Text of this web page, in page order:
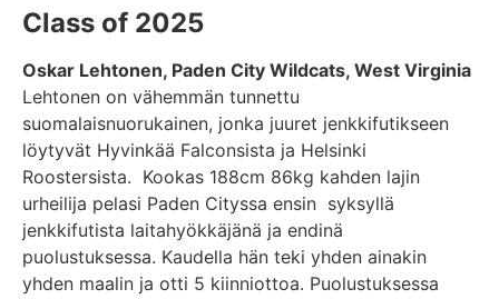
Class of 2025
Oskar Lehtonen, Paden City Wildcats, West Virginia
Lehtonen on vähemmän tunnettu
suomalaisnuorukainen, jonka juuret jenkkifutikseen
löytyvät Hyvinkää Falconsista ja Helsinki
Roostersista. Kookas 188cm 86kg kahden lajin
urheilija pelasi Paden Cityssa ensin syksyllä
jenkkifutista laitahyökkäjänä ja endinä
puolustuksessa. Kaudella hän teki yhden ainakin
yhden maalin ja otti 5 kiinniottoa. Puolustuksessa